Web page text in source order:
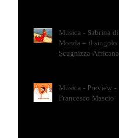
Musica - Sabrina di
Monda – il singolo
Scugnizza Africana
Musica - Preview -
Francesco Mascio